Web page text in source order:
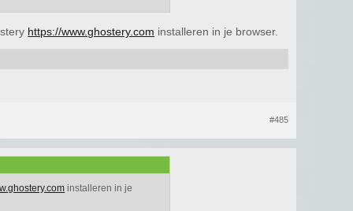
https://www.ghostery.com installeren in je browser.
#485
installeren in je